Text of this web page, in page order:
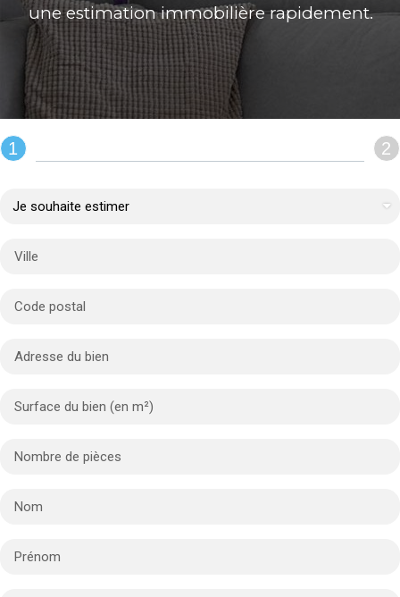
une estimation immobilière rapidement.
REMPLIR LE FORMULAIRE :
1 2